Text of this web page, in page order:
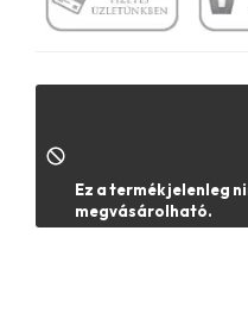
Ez a termék jelenleg
megvásárolható.